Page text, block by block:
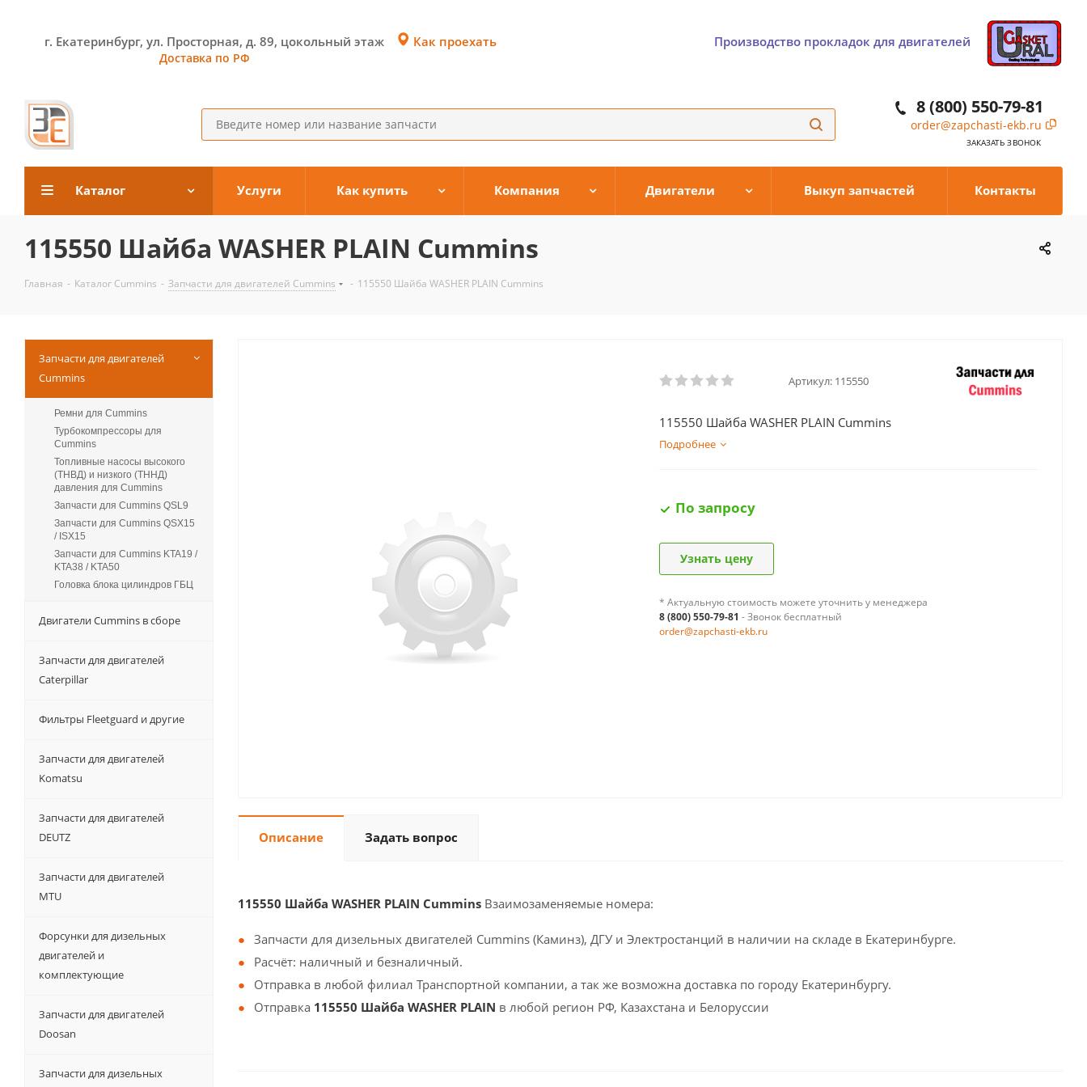
г. Екатеринбург, ул. Просторная, д. 89, цокольный этаж
Доставка по РФ
Как проехать Производство прокладок для двигателей
8 (800) 550-79-81
order@zapchasti-ekb.ru
ЗАКАЗАТЬ ЗВОНОК
Каталог Услуги Как купить Компания Двигатели Выкуп запчастей Контакты
115550 Шайба WASHER PLAIN Cummins
Главная - Каталог Cummins - Запчасти для двигателей Cummins - 115550 Шайба WASHER PLAIN Cummins
Артикул: 115550
115550 Шайба WASHER PLAIN Cummins
Подробнее
По запросу
Узнать цену
* Актуальную стоимость можете уточнить у менеджера
8 (800) 550-79-81 - Звонок бесплатный
order@zapchasti-ekb.ru
Описание Задать вопрос
115550 Шайба WASHER PLAIN Cummins Взаимозаменяемые номера:
Запчасти для дизельных двигателей Cummins (Каминз), ДГУ и Электростанций в наличии на складе в Екатеринбурге.
Расчёт: наличный и безналичный.
Отправка в любой филиал Транспортной компании, а так же возможна доставка по городу Екатеринбургу.
Отправка 115550 Шайба WASHER PLAIN в любой регион РФ, Казахстана и Белоруссии
Запчасти для двигателей
Cummins
Ремни для Cummins
Турбокомпрессоры для
Сummins
Топливные насосы высокого
(ТНВД) и низкого (ТННД)
давления для Cummins
Запчасти для Cummins QSL9
Запчасти для Cummins QSX15
/ ISX15
Запчасти для Cummins KTA19 /
KTA38 / KTA50
Головка блока цилиндров ГБЦ
Двигатели Cummins в сборе
Запчасти для двигателей
Caterpillar
Фильтры Fleetguard и другие
Запчасти для двигателей
Komatsu
Запчасти для двигателей
DEUTZ
Запчасти для двигателей
MTU
Форсунки для дизельных
двигателей и
комплектующие
Запчасти для двигателей
Doosan
Запчасти для дизельных